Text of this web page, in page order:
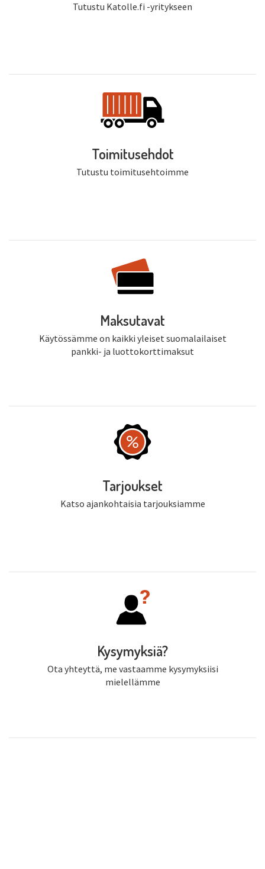
Tutustu Katolle.fi -yritykseen
Toimitusehdot
Tutustu toimitusehtoimme
Maksutavat
Käytössämme on kaikki yleiset suomalailaiset
pankki- ja luottokorttimaksut
Tarjoukset
Katso ajankohtaisia tarjouksiamme
Kysymyksiä?
Ota yhteyttä, me vastaamme kysymyksiisi
mielellämme